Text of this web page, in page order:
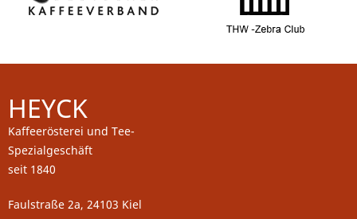
HEYCK
Kaffeerösterei und Tee-
Spezialgeschäft
seit 1840
Faulstraße 2a, 24103 Kiel